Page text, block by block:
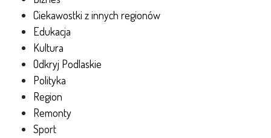
Ciekawostki z innych regionów
Edukacja
Kultura
Odkryj Podlaskie
Polityka
Region
Remonty
Sport